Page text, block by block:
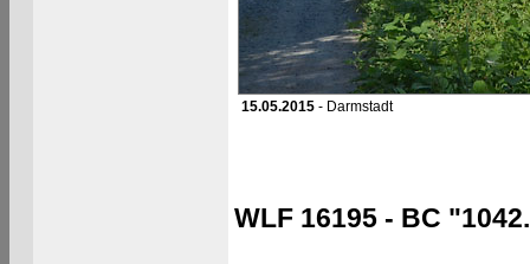
15.05.2015- Darmstadt
WLF 16195 - BC